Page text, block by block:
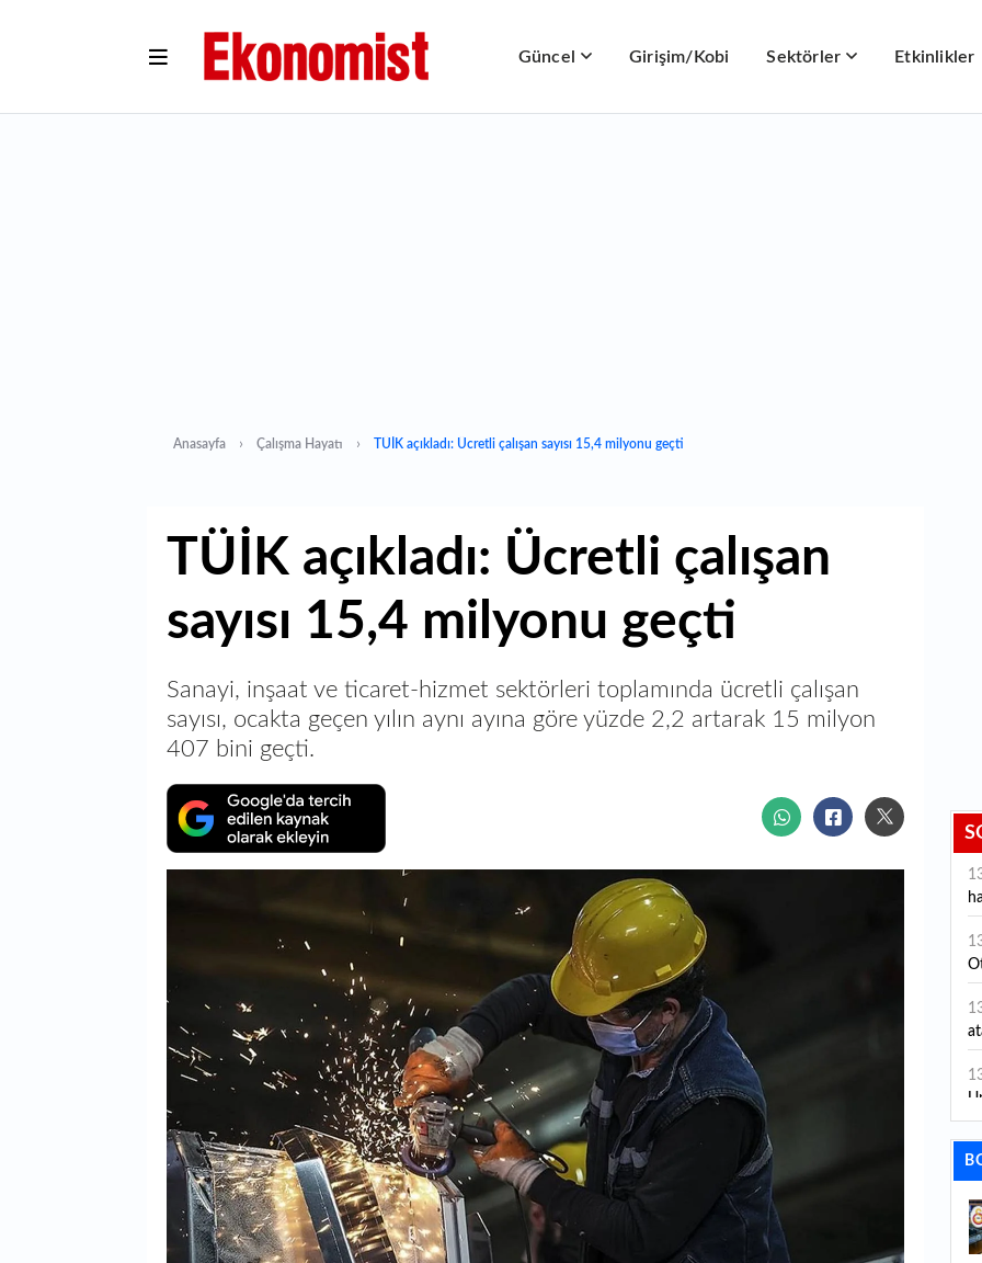
Güncel Girişim/Kobi Sektörler Etkinlikler
Anasayfa Çalışma Hayatı TÜİK açıkladı: Ücretli çalışan sayısı 15,4 milyonu geçti
TÜİK açıkladı: Ücretli çalışan
sayısı 15,4 milyonu geçti
Sanayi, inşaat ve ticaret-hizmet sektörleri toplamında ücretli çalışan
sayısı, ocakta geçen yılın aynı ayına göre yüzde 2,2 artarak 15 milyon
407 bini geçti.